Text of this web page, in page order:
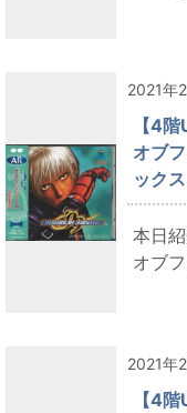
2021年
【4
オブ
ック
本日
オブ
2021年
【4